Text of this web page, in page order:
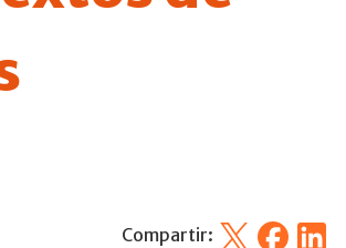
Compartir: X Facebook